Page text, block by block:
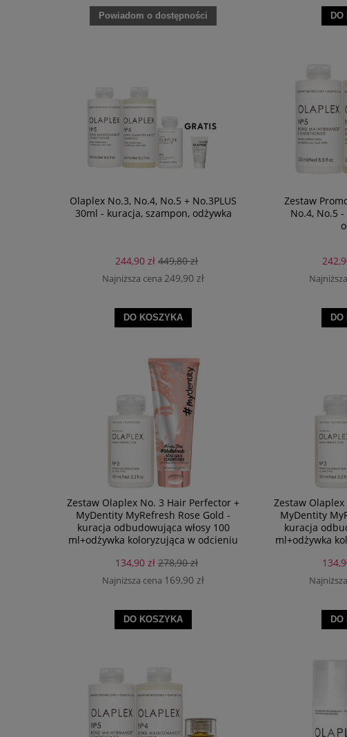
Powiadom o dostępności DO
Olaplex No.3, No.4, No.5 + No.3PLUS
30ml - kuracja, szampon, odżywka
244,90 zł 449,80 zł
Najniższa cena 249,90 zł
DO KOSZYKA
Zestaw
No.4, No.5
DO
Zestaw Olaplex No. 3 Hair Perfector +
MyDentity MyRefresh Rose Gold -
kuracja odbudowująca włosy 100
ml+odżywka koloryzująca w odcieniu
134,90 zł 278,90 zł
Najniższa cena 169,90 zł
DO KOSZYKA
Zestaw
MyDentity
kuracja
ml+odżywka
DO